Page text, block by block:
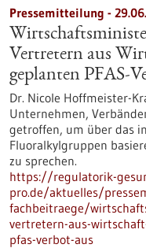
Pressemitteilung -
Vertretern aus
geplanten PFAS-
Dr. Nicole Hoffmeister-
Unternehmen,
getroffen, um über das
Fluoralkylgruppen
zu sprechen.
https://regulatorik-
pro.de/aktuelles/
fachbeitraege/
vertretern-aus-
pfas-verbot-aus